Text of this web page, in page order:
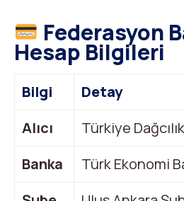
Federasyon
Hesap Bilgileri
Bilgi
Detay
Alıcı
Türkiye
Banka
Türk Ekonomi